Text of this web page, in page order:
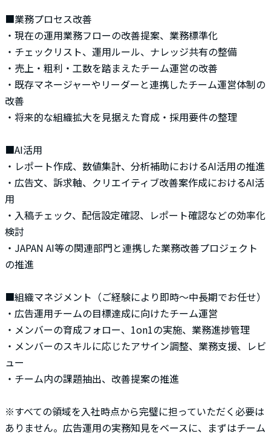
■業務プロセス改善
・現在の運用業務フローの改善提案、業務標準化
・チェックリスト、運用ルール、ナレッジ共有の整備
・売上・粗利・工数を踏まえたチーム運営の改善
・既存マネージャーやリーダーと連携したチーム運営体制の
改善
・将来的な組織拡大を見据えた育成・採用要件の整理
■AI活用
・レポート作成、数値集計、分析補助におけるAI活用の推進
・広告文、訴求軸、クリエイティブ改善案作成におけるAI活
用
・入稿チェック、配信設定確認、レポート確認などの効率化
検討
・JAPAN AI等の関連部門と連携した業務改善プロジェクト
の推進
■組織マネジメント（ご経験により即時～中長期でお任せ）
・広告運用チームの目標達成に向けたチーム運営
・メンバーの育成フォロー、1on1の実施、業務進捗管理
・メンバーのスキルに応じたアサイン調整、業務支援、レビ
ュー
・チーム内の課題抽出、改善提案の推進
※すべての領域を入社時点から完璧に担っていただく必要は
ありません。広告運用の実務知見をベースに、まずはチーム